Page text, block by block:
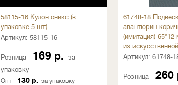
58115-16 Кулон оникс (в
упаковке 5 шт)
Артикул: 58115-16
Розница - 169 р. за
упаковку
Опт - 130 р. за упаковку
61748-18
авантюрин
(имитация)
из
Артикул: 61748-
Розница - 260